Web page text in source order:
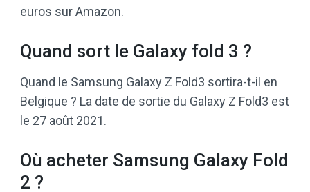
euros sur Amazon.
Quand sort le Galaxy fold 3 ?
Quand le Samsung Galaxy Z Fold3 sortira-t-il en
Belgique ? La date de sortie du Galaxy Z Fold3 est
le 27 août 2021.
Où acheter Samsung Galaxy Fold
2 ?